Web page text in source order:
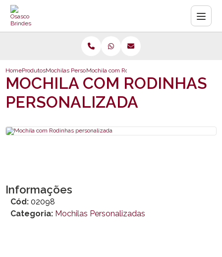
HomeProdutosMochilas PersonalizadasMochila com Rodinhas personalizada
MOCHILA COM RODINHAS
PERSONALIZADA
Informações
Cód: 02098
Categoria: Mochilas Personalizadas